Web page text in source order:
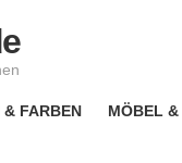
& FARBEN MÖBEL